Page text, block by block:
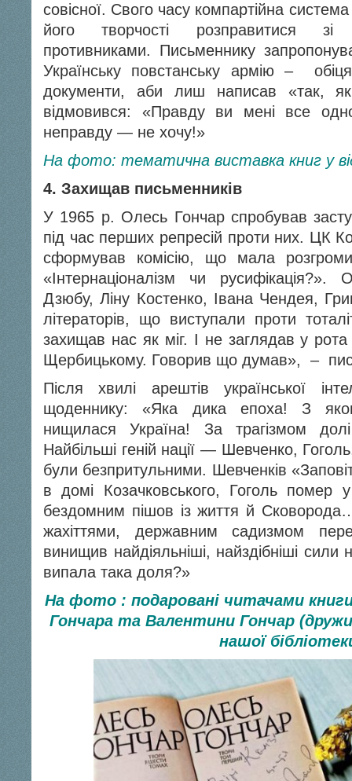
совісної. Свого часу компартійна
його творчості розправитися зі
противниками. Письменнику
Українську повстанську армію –
документи, аби лиш написав «так,
відмовився: «Правду ви мені все
неправду — не хочу!»
На фото: тематична виставка книг у
4. Захищав письменників
У 1965 р. Олесь Гончар спробував
під час перших репресій проти них. ЦК
сформував комісію, що мала
«Інтернаціоналізм чи
Дзюбу, Ліну Костенко, Івана Чендея,
літераторів, що виступали проти
захищав нас як міг. І не заглядав у
Щербицькому. Говорив що думав», –
Після хвилі арештів української
щоденнику: «Яка дика епоха! З
нищилася Україна! За трагізмом
Найбільші геній нації — Шевченко,
були безпритульними. Шевченків
в домі Козачковського, Гоголь помер
бездомним пішов із життя й
жахіттями, державним садизмом
винищив найдіяльніші, найздібніші сили
випала така доля?»
На фото : подаровані читачами
Гончара та Валентини Гончар
нашої